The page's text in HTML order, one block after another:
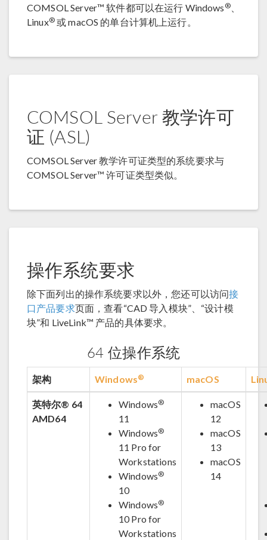
COMSOL Server™ 软件都可以在运行 Windows ®、
Linux®或 macOS 的单台计算机上运行。
COMSOL Server 教学许可
证 (ASL)
COMSOL Server 教学许可证类型的系统要求与
COMSOL Server™ 许可证类型类似。
操作系统要求
除下面列出的操作系统要求以外，您还可以访问接
口产品要求页面，查看“CAD 导入模块”、“设计模
块”和 LiveLink™ 产品的具体要求。
64 位操作系统
架构 Windows® macOS
英特尔® 64
AMD64
Windows®
11
Windows®
11 Pro for
Workstations
Windows®
10
Windows®
10 Pro for
Workstations
macOS
12
macOS
13
macOS
14